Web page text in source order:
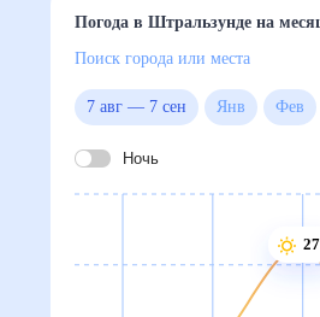
Погода в Штральзунде на
Поиск города или места
7 авг—7 сен Янв
Ночь